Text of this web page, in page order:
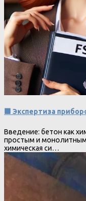
🟩 Экспертиза
Введение: бетон как
простым и
химическая си…